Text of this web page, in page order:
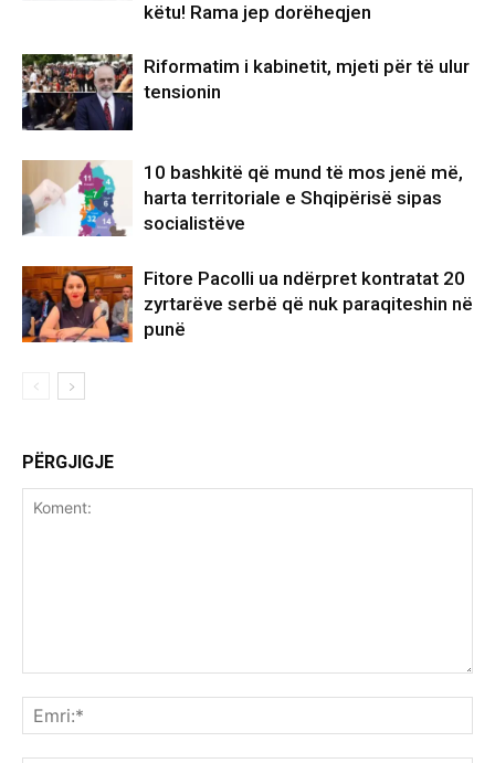
këtu! Rama jep dorëheqjen
Riformatim i kabinetit, mjeti për të ulur
tensionin
10 bashkitë që mund të mos jenë më,
harta territoriale e Shqipërisë sipas
socialistëve
Fitore Pacolli ua ndërpret kontratat 20
zyrtarëve serbë që nuk paraqiteshin në
punë
PËRGJIGJE